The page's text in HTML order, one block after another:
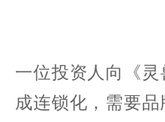
一位投资人向《
成连锁化，需要